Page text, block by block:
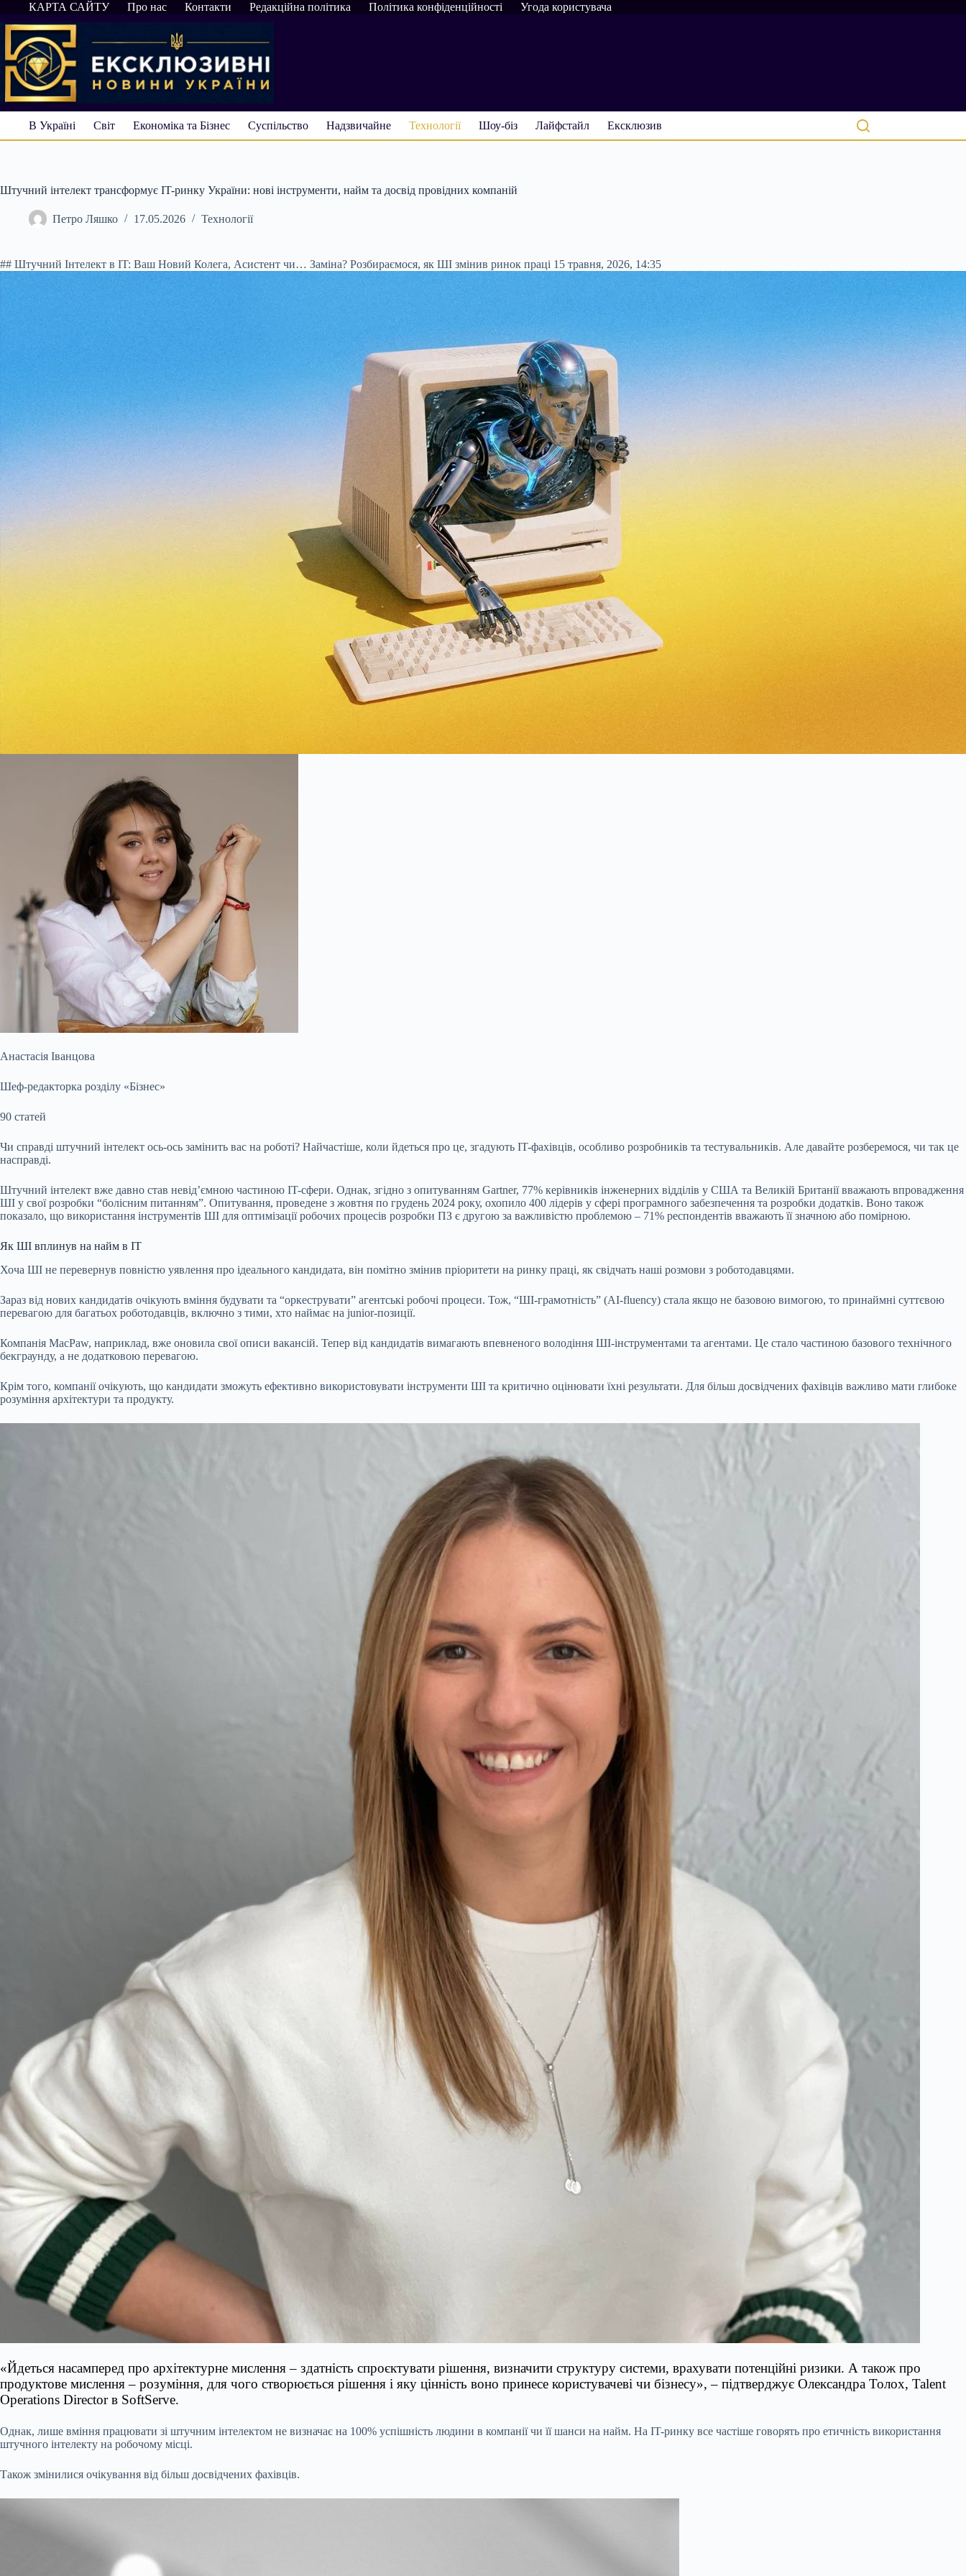
Перейти
до
вмісту
КАРТА САЙТУ Про нас Контакти Редакційна політика Політика конфіденційності Угода користувача
В Україні Світ Економіка та Бізнес Суспільство Надзвичайне Технології Шоу-біз Лайфстайл Ексклюзив
Штучний інтелект трансформує IT-ринку України: нові інструменти, найм та досвід провідних компаній
Петро Ляшко 17.05.2026 Технології
## Штучний Інтелект в IT: Ваш Новий Колега, Асистент чи… Заміна? Розбираємося, як ШІ змінив ринок праці 15 травня, 2026, 14:35
Анастасія Іванцова
Шеф-редакторка розділу «Бізнес»
90 статей
Чи справді штучний інтелект ось-ось замінить вас на роботі? Найчастіше, коли йдеться про це, згадують IT-фахівців, особливо розробників та тестувальників. Але давайте розберемося, чи так це
насправді.
Штучний інтелект вже давно став невід’ємною частиною IT-сфери. Однак, згідно з опитуванням Gartner, 77% керівників інженерних відділів у США та Великій Британії вважають впровадження
ШІ у свої розробки “болісним питанням”. Опитування, проведене з жовтня по грудень 2024 року, охопило 400 лідерів у сфері програмного забезпечення та розробки додатків. Воно також
показало, що використання інструментів ШІ для оптимізації робочих процесів розробки ПЗ є другою за важливістю проблемою – 71% респондентів вважають її значною або помірною.
Як ШІ вплинув на найм в IT
Хоча ШІ не перевернув повністю уявлення про ідеального кандидата, він помітно змінив пріоритети на ринку праці, як свідчать наші розмови з роботодавцями.
Зараз від нових кандидатів очікують вміння будувати та “оркеструвати” агентські робочі процеси. Тож, “ШІ-грамотність” (AI-fluency) стала якщо не базовою вимогою, то принаймні суттєвою
перевагою для багатьох роботодавців, включно з тими, хто наймає на junior-позиції.
Компанія MacPaw, наприклад, вже оновила свої описи вакансій. Тепер від кандидатів вимагають впевненого володіння ШІ-інструментами та агентами. Це стало частиною базового технічного
бекграунду, а не додатковою перевагою.
Крім того, компанії очікують, що кандидати зможуть ефективно використовувати інструменти ШІ та критично оцінювати їхні результати. Для більш досвідчених фахівців важливо мати глибоке
розуміння архітектури та продукту.
«Йдеться насамперед про архітектурне мислення – здатність спроєктувати рішення, визначити структуру системи, врахувати потенційні ризики. А також про
продуктове мислення – розуміння, для чого створюється рішення і яку цінність воно принесе користувачеві чи бізнесу», – підтверджує Олександра Толох, Talent
Operations Director в SoftServe.
Однак, лише вміння працювати зі штучним інтелектом не визначає на 100% успішність людини в компанії чи її шанси на найм. На IT-ринку все частіше говорять про етичність використання
штучного інтелекту на робочому місці.
Також змінилися очікування від більш досвідчених фахівців.